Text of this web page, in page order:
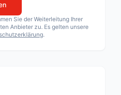
AG
Heli Academy
Sie der Weiterleitung Ihrer
Anbieter zu. Es gelten unsere
.